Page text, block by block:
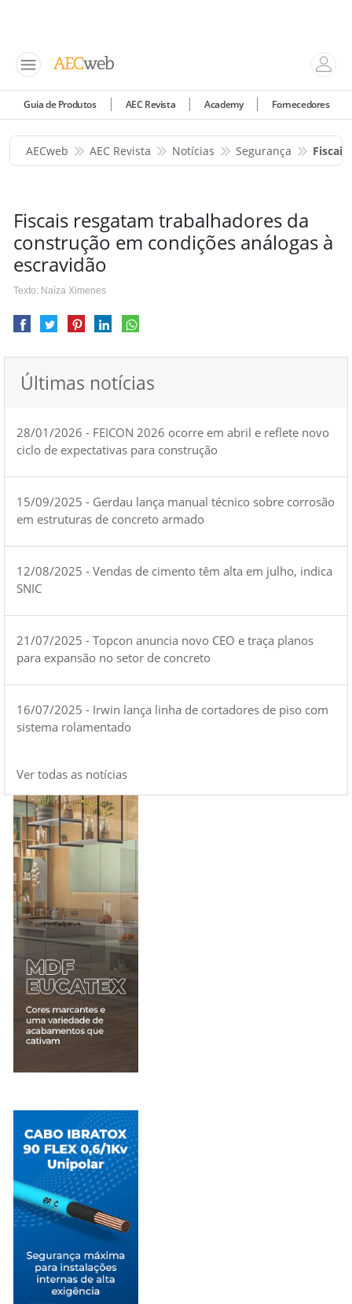
Guia de Produtos AEC Revista Academy Fornecedores
AECweb AEC Revista Notícias Segurança
Fiscais resgatam trabalhadores da
construção em condições análogas à
escravidão
Texto: Naíza Ximenes
Últimas notícias
28/01/2026 - FEICON 2026 ocorre em abril e reflete novo
ciclo de expectativas para construção
15/09/2025 - Gerdau lança manual técnico sobre corrosão
em estruturas de concreto armado
12/08/2025 - Vendas de cimento têm alta em julho, indica
SNIC
21/07/2025 - Topcon anuncia novo CEO e traça planos
para expansão no setor de concreto
16/07/2025 - Irwin lança linha de cortadores de piso com
sistema rolamentado
Ver todas as notícias